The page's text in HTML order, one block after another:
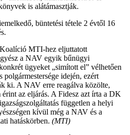
is alátámasztják.
büntetési tétele 2 évtől 16
MTI-hez eljuttatott
a NAV egyik bűnügyi
ügyeket „simított el” vélhetően
idején, ezért
ki. A NAV erre reagálva közölte,
az eljárás. A Fidesz azt írta a DK
független a helyi
kívül még a NAV és a
hatáskörben. (MTI)